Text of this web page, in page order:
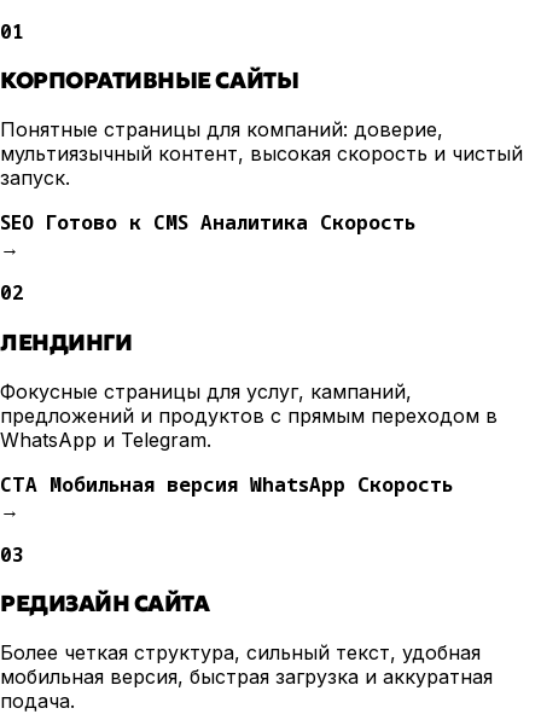
01
КОРПОРАТИВНЫЕ САЙТЫ
Понятные страницы для компаний: доверие,
мультиязычный контент, высокая скорость и чистый
запуск.
SEO Готово к CMS Аналитика Скорость
→
02
ЛЕНДИНГИ
Фокусные страницы для услуг, кампаний,
предложений и продуктов с прямым переходом в
WhatsApp и Telegram.
CTA Мобильная версия WhatsApp Скорость
→
03
РЕДИЗАЙН САЙТА
Более четкая структура, сильный текст, удобная
мобильная версия, быстрая загрузка и аккуратная
подача.